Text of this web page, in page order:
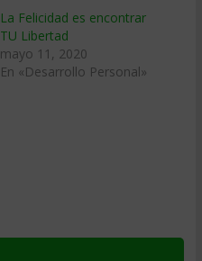
La Felicidad es encontrar
TU Libertad
mayo 11, 2020
En «Desarrollo Personal»